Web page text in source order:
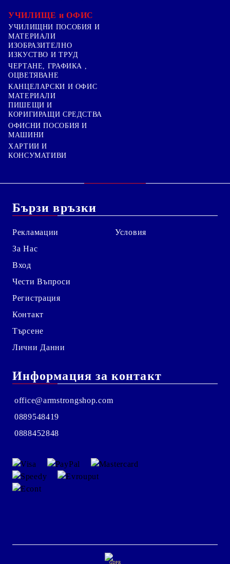
УЧИЛИЩЕ и ОФИС
УЧИЛИЩНИ ПОСОБИЯ И
МАТЕРИАЛИ
ИЗОБРАЗИТЕЛНО
ИЗКУСТВО И ТРУД
ЧЕРТАНЕ, ГРАФИКА ,
ОЦВЕТЯВАНЕ
КАНЦЕЛАРСКИ И ОФИС
МАТЕРИАЛИ
ПИШЕЩИ И
КОРИГИРАЩИ СРЕДСТВА
ОФИСНИ ПОСОБИЯ И
МАШИНИ
ХАРТИИ И
КОНСУМАТИВИ
Бързи връзки
Рекламации
За Нас
Вход
Чести Въпроси
Регистрация
Контакт
Търсене
Лични Данни
Условия
Информация за контакт
office@armstrongshop.com
0889548419
0888452848
GDPR